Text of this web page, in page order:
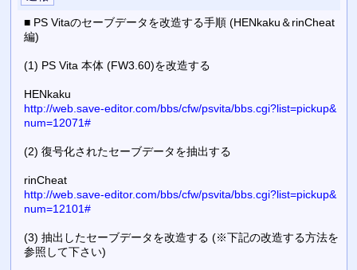
■ PS Vitaのセーブデータを改造する手順 (HENkaku＆rinCheat
編)
(1) PS Vita 本体 (FW3.60)を改造する
HENkaku
http://web.save-editor.com/bbs/cfw/psvita/bbs.cgi?list=pickup&
num=12071#
(2) 復号化されたセーブデータを抽出する
rinCheat
http://web.save-editor.com/bbs/cfw/psvita/bbs.cgi?list=pickup&
num=12101#
(3) 抽出したセーブデータを改造する (※下記の改造する方法を
参照して下さい)